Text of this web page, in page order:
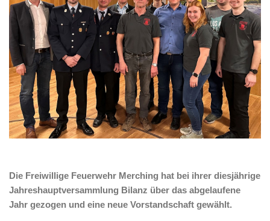
Die Freiwillige Feuerwehr Merching hat bei ihrer diesjährige
Jahreshauptversammlung Bilanz über das abgelaufene
Jahr gezogen und eine neue Vorstandschaft gewählt.